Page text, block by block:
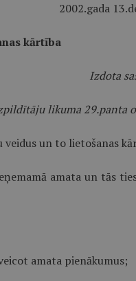
2002.gada
kārtība
Izdota
likuma 29.panta
un to lietošanas
amata un tās
amata pienākumus;